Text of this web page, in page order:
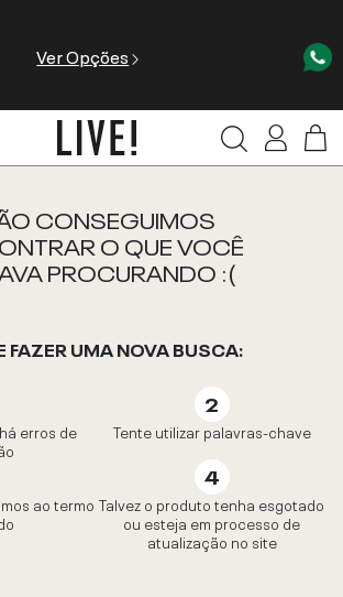
Ver Opções
CONSEGUIMOS
O QUE VOCÊ
PROCURANDO :(
FAZER UMA NOVA BUSCA:
erros de
Tente utilizar palavras-chave
ao termo Talvez o produto tenha esgotado
ou esteja em processo de
atualização no site